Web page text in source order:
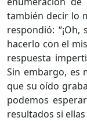
también decir lo
respondió:
hacerlo con el
respuesta
Sin embargo, es
que su oído
podemos
resultados si